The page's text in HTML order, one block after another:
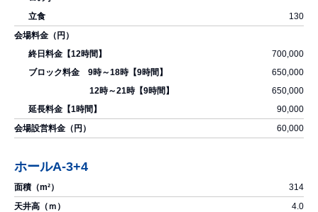
130
700,000
650,000
650,000
90,000
60,000
ホールA-3+4
314
4.0